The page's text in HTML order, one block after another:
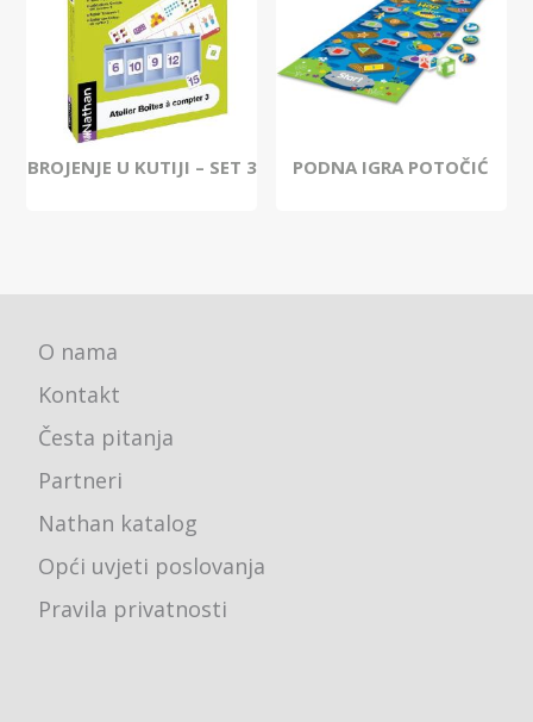
BROJENJE U KUTIJI – SET 3 PODNA IGRA POTOČIĆ
O nama
Kontakt
Česta pitanja
Partneri
Nathan katalog
Opći uvjeti poslovanja
Pravila privatnosti